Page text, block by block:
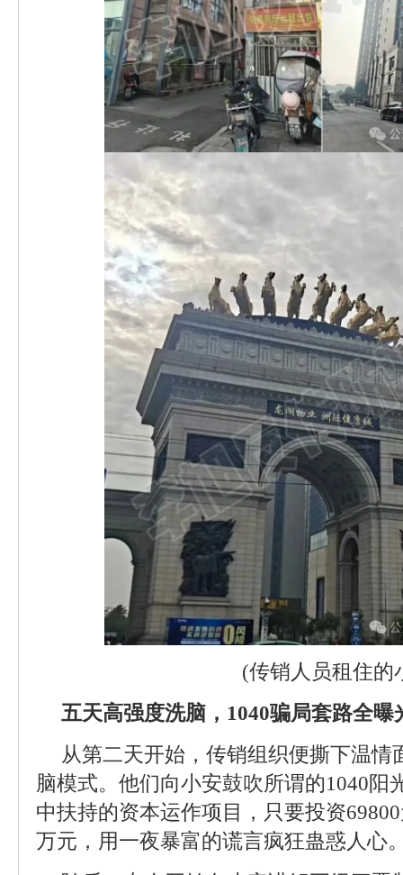
(传销人员租住的
五天高强度洗脑，1040骗局套路全曝
从第二天开始，传销组织便撕下温情
脑模式。他们向小安鼓吹所谓的1040阳
中扶持的资本运作项目，只要投资
万元，用一夜暴富的谎言疯狂蛊惑人心